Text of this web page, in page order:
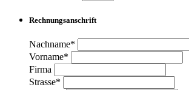
Rechnungsanschrift
Nachname*
Vorname*
Firma
Strasse*